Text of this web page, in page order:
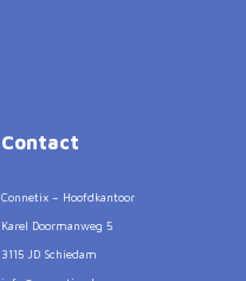
Contact
Connetix – Hoofdkantoor
Karel Doormanweg 5
3115 JD Schiedam